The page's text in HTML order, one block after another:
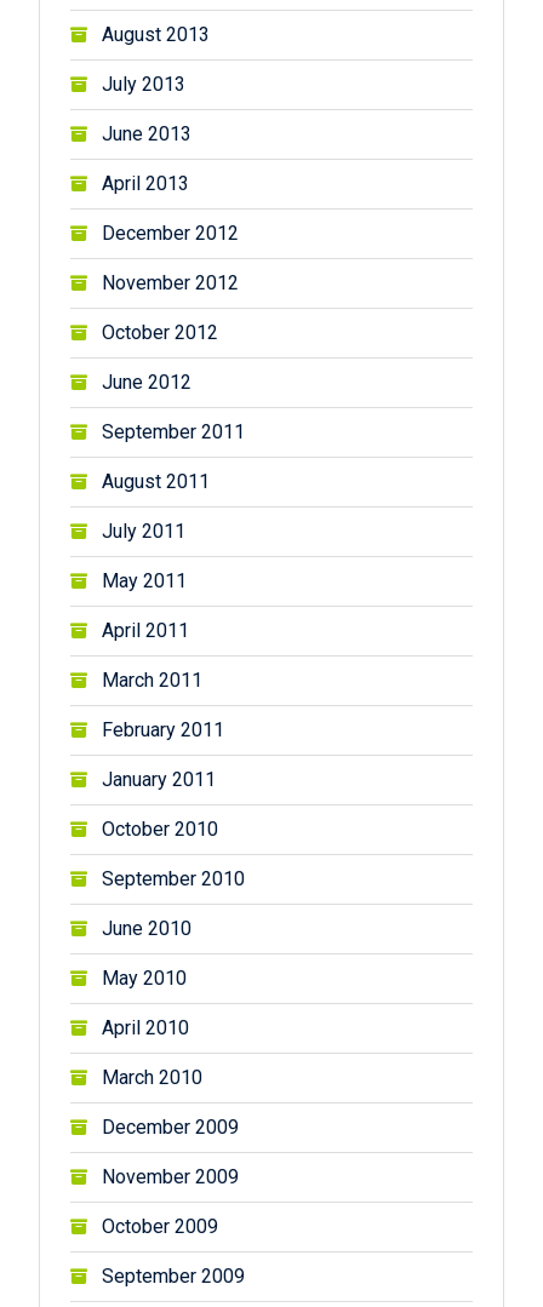
August 2013
July 2013
June 2013
April 2013
December 2012
November 2012
October 2012
June 2012
September 2011
August 2011
July 2011
May 2011
April 2011
March 2011
February 2011
January 2011
October 2010
September 2010
June 2010
May 2010
April 2010
March 2010
December 2009
November 2009
October 2009
September 2009